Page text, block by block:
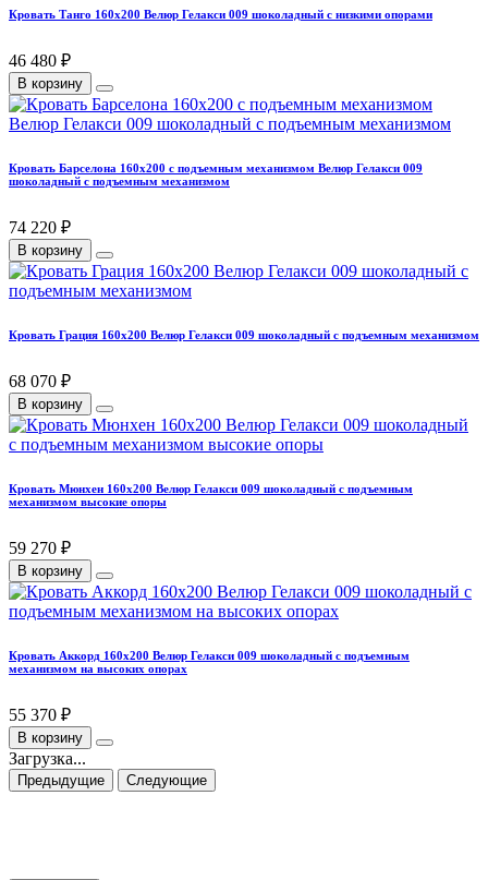
Кровать Танго 160х200 Велюр Гелакси 009 шоколадный с низкими опорами
46 480 ₽
В корзину
Кровать Барселона 160х200 с подъемным механизмом Велюр Гелакси 009
шоколадный с подъемным механизмом
74 220 ₽
В корзину
Кровать Грация 160х200 Велюр Гелакси 009 шоколадный с подъемным механизмом
68 070 ₽
В корзину
Кровать Мюнхен 160х200 Велюр Гелакси 009 шоколадный с подъемным
механизмом высокие опоры
59 270 ₽
В корзину
Кровать Аккорд 160х200 Велюр Гелакси 009 шоколадный с подъемным
механизмом на высоких опорах
55 370 ₽
В корзину
Загрузка...
Предыдущие Следующие